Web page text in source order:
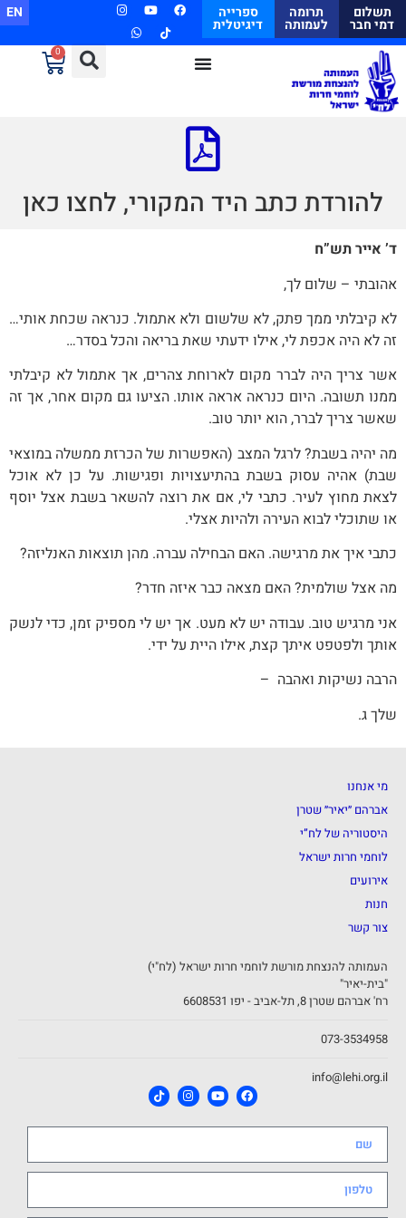
תשלום
דמי חבר
תרומה
לעמותה
ספרייה
דיגיטלית
EN
0
להורדת כתב היד המקורי, לחצו כאן
ד’ אייר תש”ח
אהובתי – שלום לך,
לא קיבלתי ממך פתק, לא שלשום ולא אתמול. כנראה שכחת אותי…
זה לא היה אכפת לי, אילו ידעתי שאת בריאה והכל בסדר…
אשר צריך היה לברר מקום לארוחת צהרים, אך אתמול לא קיבלתי
ממנו תשובה. היום כנראה אראה אותו. הציעו גם מקום אחר, אך זה
שאשר צריך לברר, הוא יותר טוב.
מה יהיה בשבת? לרגל המצב (האפשרות של הכרזת ממשלה במוצאי
שבת) אהיה עסוק בשבת בהתיעצויות ופגישות. על כן לא אוכל
לצאת מחוץ לעיר. כתבי לי, אם את רוצה להשאר בשבת אצל יוסף
או שתוכלי לבוא העירה ולהיות אצלי.
כתבי איך את מרגישה. האם הבחילה עברה. מהן תוצאות האנליזה?
מה אצל שולמית? האם מצאה כבר איזה חדר?
אני מרגיש טוב. עבודה יש לא מעט. אך יש לי מספיק זמן, כדי לנשק
אותך ולפטפט איתך קצת, אילו היית על ידי.
הרבה נשיקות ואהבה –
שלך ג.
מי אנחנו
אברהם ״יאיר״ שטרן
היסטוריה של לח”י
לוחמי חרות ישראל
אירועים
חנות
צור קשר
העמותה להנצחת מורשת לוחמי חרות ישראל (לח"י)
"בית-יאיר"
רח' אברהם שטרן 8, תל-אביב - יפו 6608531
073-3534958
info@lehi.org.il